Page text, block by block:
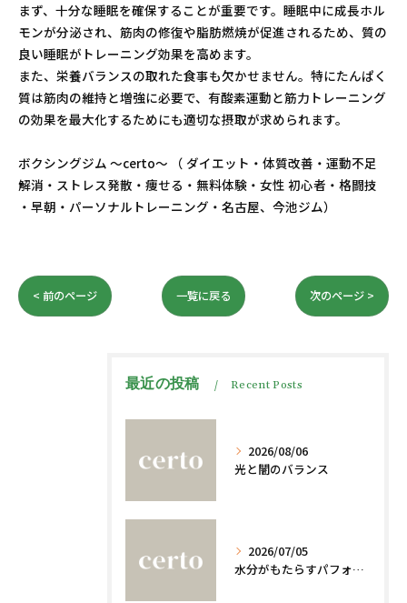
まず、十分な睡眠を確保することが重要です。睡眠中に成長ホル
モンが分泌され、筋肉の修復や脂肪燃焼が促進されるため、質の
良い睡眠がトレーニング効果を高めます。
また、栄養バランスの取れた食事も欠かせません。特にたんぱく
質は筋肉の維持と増強に必要で、有酸素運動と筋力トレーニング
の効果を最大化するためにも適切な摂取が求められます。
ボクシングジム ～certo～ （ ダイエット・体質改善・運動不足
解消・ストレス発散・痩せる・無料体験・女性 初心者・格闘技
・早朝・パーソナルトレーニング・名古屋、今池ジム）
< 前のページ 一覧に戻る 次のページ >
最近の投稿 Recent Posts
2026/08/06
光と闇のバランス
2026/07/05
水分がもたらすパフォーマンスへの影響